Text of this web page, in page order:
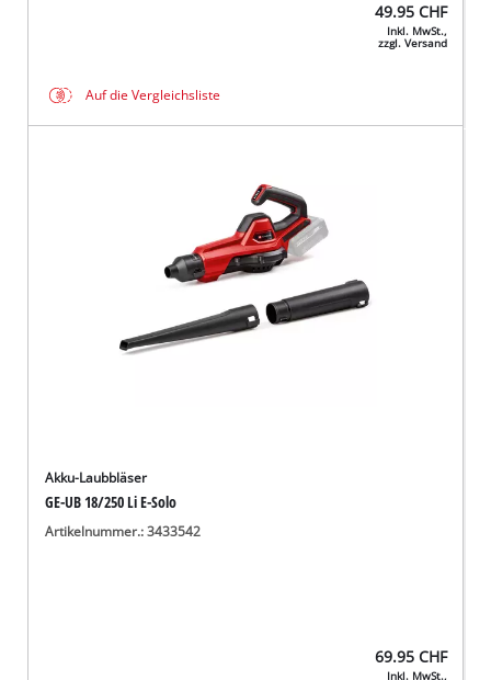
49.95 CHF
Inkl. MwSt.,
zzgl. Versand
Auf die Vergleichsliste
Akku-Laubbläser
GE-UB 18/250 Li E-Solo
Artikelnummer.: 3433542
69.95 CHF
Inkl. MwSt.,